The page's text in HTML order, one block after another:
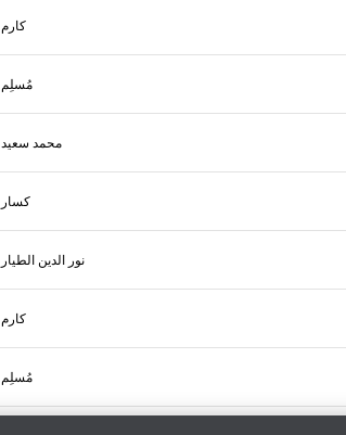
كارم
مُسلِم
محمد سعيد
كسار
نور الدين الطيار
كارم
مُسلِم